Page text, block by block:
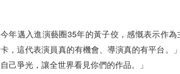
今年邁入進演藝圈35年的黃子佼，感慨表示作
卡，這代表演員真的有機會、導演真的有平台。
自己爭光，讓全世界看見你們的作品。」